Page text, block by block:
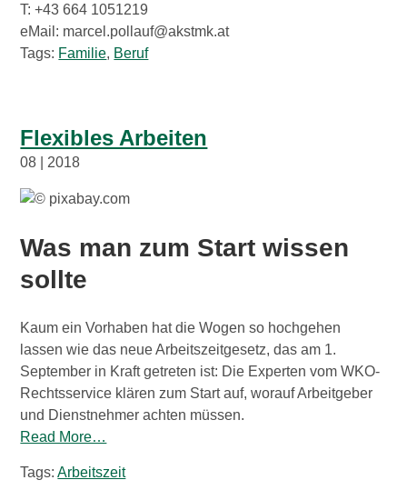
T: +43 664 1051219
eMail: marcel.pollauf@akstmk.at
Tags: Familie, Beruf
Flexibles Arbeiten
08 | 2018
Was man zum Start wissen
sollte
Kaum ein Vorhaben hat die Wogen so hochgehen
lassen wie das neue Arbeitszeitgesetz, das am 1.
September in Kraft getreten ist: Die Experten vom WKO-
Rechtsservice klären zum Start auf, worauf Arbeitgeber
und Dienstnehmer achten müssen.
Read More…
Tags:Arbeitszeit